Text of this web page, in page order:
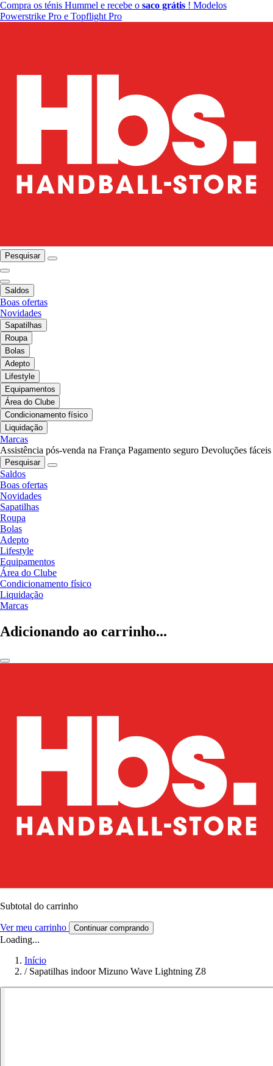
Compra os ténis Hummel e recebe o saco grátis ! Modelos
Powerstrike Pro e Topflight Pro
Pesquisar
Saldos
Boas ofertas
Novidades
Sapatilhas
Roupa
Bolas
Adepto
Lifestyle
Equipamentos
Área do Clube
Condicionamento físico
Liquidação
Marcas
Assistência pós-venda na França Pagamento seguro Devoluções fáceis
Pesquisar
Saldos
Boas ofertas
Novidades
Sapatilhas
Roupa
Bolas
Adepto
Lifestyle
Equipamentos
Área do Clube
Condicionamento físico
Liquidação
Marcas
Adicionando ao carrinho...
Subtotal do carrinho
Ver meu carrinho Continuar comprando
Loading...
Início
/ Sapatilhas indoor Mizuno Wave Lightning Z8